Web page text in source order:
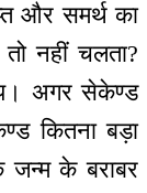
और समर्थ का
नहीं चलता?
अगर सेकेण्ड
कितना बड़ा
के बराबर